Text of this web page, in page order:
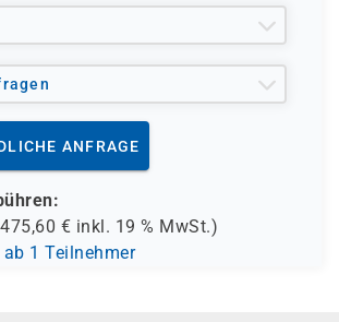
hierzu haben, stehen wir Ihnen gerne
ANFRAGE
€ inkl. 19 % MwSt.)
1 Teilnehmer